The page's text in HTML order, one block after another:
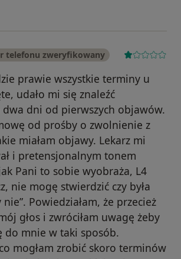
telefonu zweryfikowany
prawie wszystkie terminy u
udało mi się znaleźć
dni od pierwszych objawów.
od prośby o zwolnienie z
miałam objawy. Lekarz mi
i pretensjonalnym tonem
Pani to sobie wyobraża, L4
nie mogę stwierdzić czy była
Powiedziałam, że przecież
głos i zwróciłam uwagę żeby
do mnie w taki sposób.
mogłam zrobić skoro terminów